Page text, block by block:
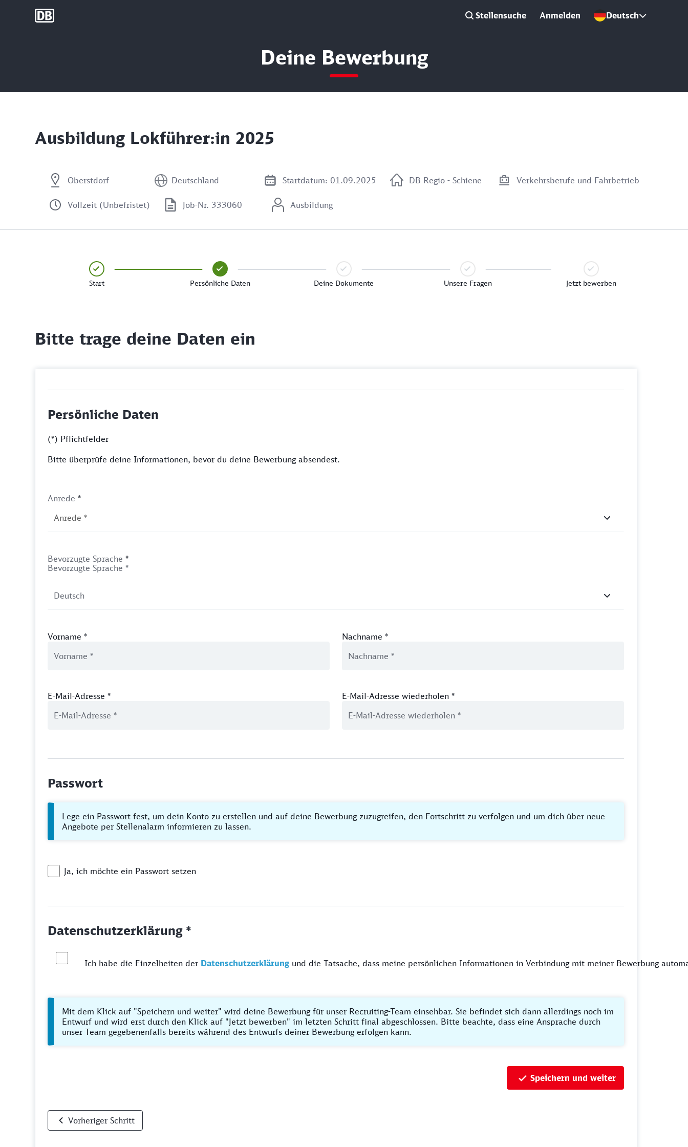
DB Group Stellensuche Anmelden Deutsch
Deine Bewerbung
Ausbildung Lokführer:in 2025
Oberstdorf Deutschland Startdatum: 01.09.2025 DB Regio - Schiene Verkehrsberufe und Fahrbetrieb
Vollzeit (Unbefristet) Job-Nr. 333060 Ausbildung
Start Persönliche Daten Deine Dokumente Unsere Fragen Jetzt bewerben
Bitte trage deine Daten ein
Persönliche Daten
(*) Pflichtfelder
Bitte überprüfe deine Informationen, bevor du deine Bewerbung absendest.
Anrede *
Bevorzugte Sprache *
Bevorzugte Sprache *
Vorname * Nachname *
E-Mail-Adresse * E-Mail-Adresse wiederholen *
Passwort
Lege ein Passwort fest, um dein Konto zu erstellen und auf deine Bewerbung zuzugreifen, den Fortschritt zu verfolgen und um dich über neue
Angebote per Stellenalarm informieren zu lassen.
Ja, ich möchte ein Passwort setzen
Datenschutzerklärung *
Ich habe die Einzelheiten der Datenschutzerklärung und die Tatsache, dass meine persönlichen Informationen in Verbindung mit meiner Bewerbung
Mit dem Klick auf "Speichern und weiter" wird deine Bewerbung für unser Recruiting-Team einsehbar. Sie befindet sich dann allerdings noch im
Entwurf und wird erst durch den Klick auf "Jetzt bewerben" im letzten Schritt final abgeschlossen. Bitte beachte, dass eine Ansprache durch
unser Team gegebenenfalls bereits während des Entwurfs deiner Bewerbung erfolgen kann.
Speichern und weiter
Vorheriger Schritt